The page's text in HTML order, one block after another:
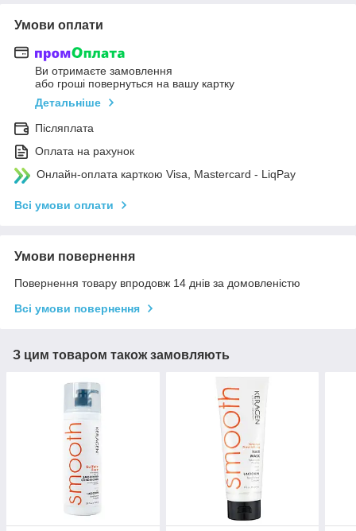
Умови оплати
Ви отримаєте замовлення
або гроші повернуться на вашу картку
Детальніше
Післяплата
Оплата на рахунок
Онлайн-оплата карткою Visa, Mastercard - LiqPay
Всі умови оплати
Умови повернення
Повернення товару впродовж 14 днів за домовленістю
Всі умови повернення
З цим товаром також замовляють